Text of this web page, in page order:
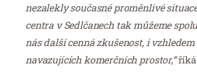
nezalekly současné proměnlivé
centra v Sedlčanech tak můžeme
nás další cenná zkušenost, i
navazujících komerčních prostor,“říká